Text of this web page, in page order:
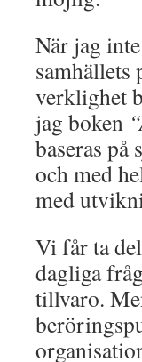
När jag
samhällets
verklighet
jag boken
baseras
och med
med
Vi får ta
dagliga
tillvaro.